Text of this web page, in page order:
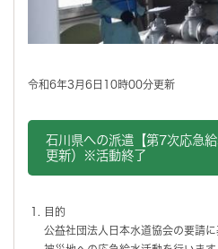
令和6年3月6日10時00分更新
石川県への派遣【第7次応急
更新）※活動終了
目的
公益社団法人日本水道協会の要請